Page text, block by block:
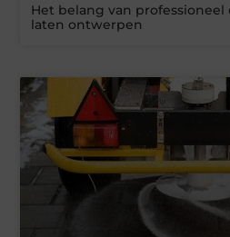
Het belang van
laten ontwerpen